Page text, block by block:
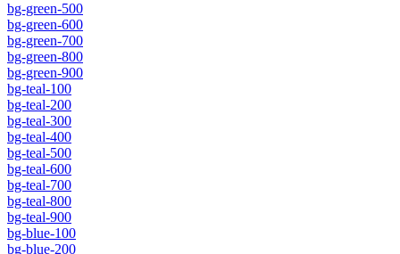
bg-green-500
bg-green-600
bg-green-700
bg-green-800
bg-green-900
bg-teal-100
bg-teal-200
bg-teal-300
bg-teal-400
bg-teal-500
bg-teal-600
bg-teal-700
bg-teal-800
bg-teal-900
bg-blue-100
bg-blue-200